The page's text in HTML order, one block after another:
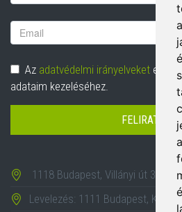
Email
cím
Adatvédelem
Az adatvédelmi irányelveket
adataim kezeléséhez.
1118 Budapest, Villányi út 35-43.
Levelezés: 1111 Budapest,